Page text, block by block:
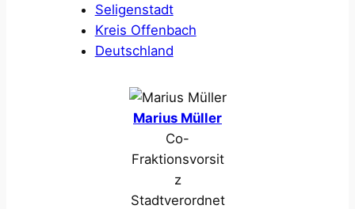
Seligenstadt
Kreis Offenbach
Deutschland
Marius Müller
Co-
Fraktionsvorsit
z
Stadtverordnet